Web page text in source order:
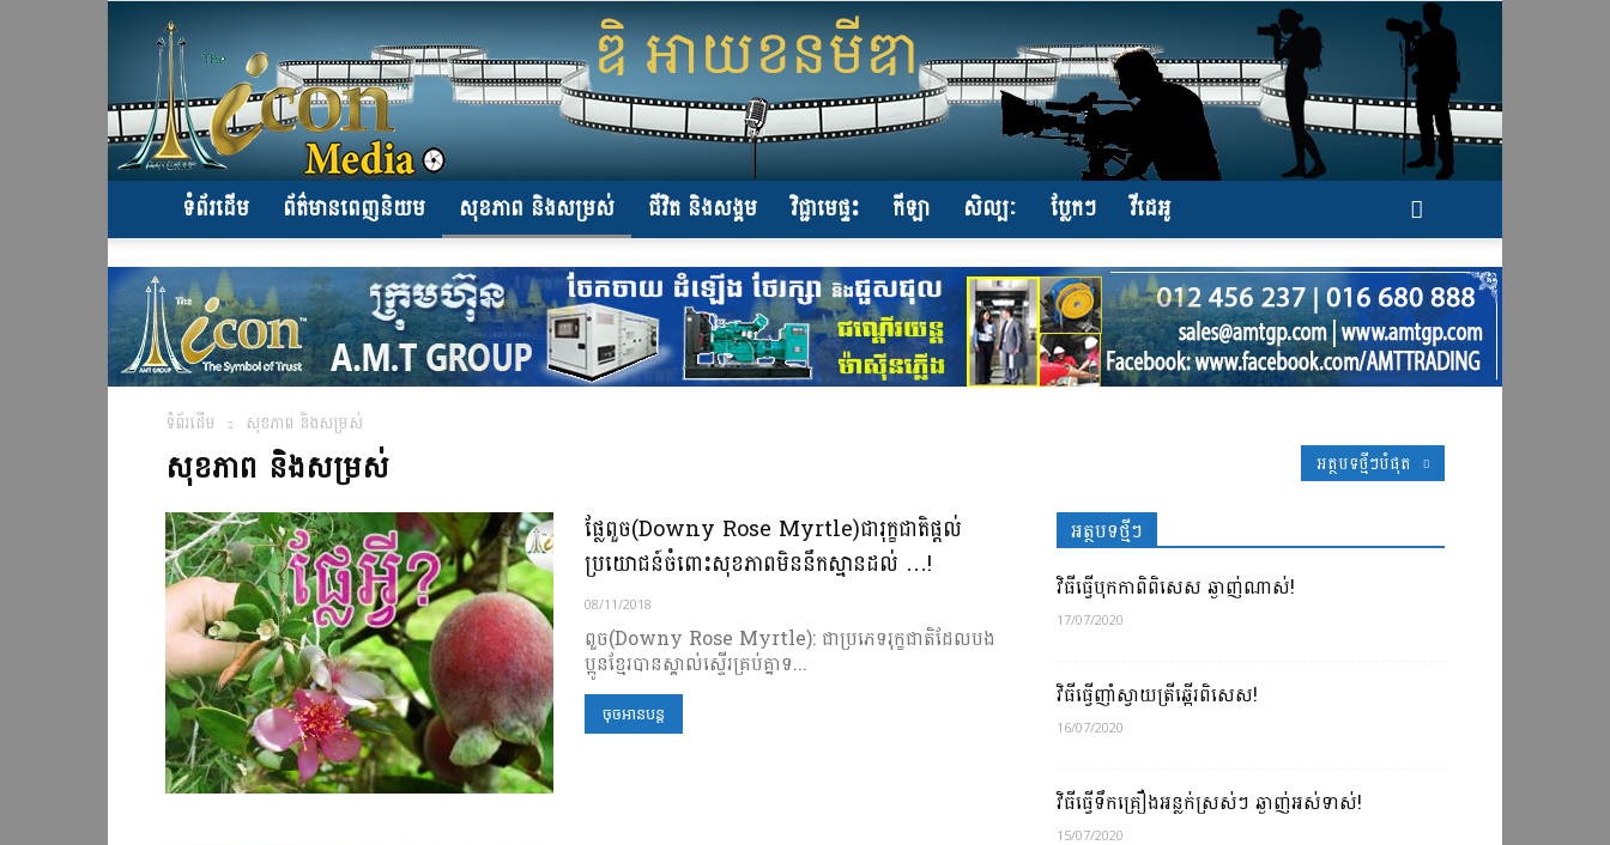
ទំព័រដើម ព័ត៌មានពេញនិយម សុខភាព និងសម្រស់ ជីវិត និងសង្គម វិជ្ជាមេផ្ទះ កីឡា សិល្បៈ ប្លែកៗ វីដេអូ
ទំព័រដើម សុខភាព និងសម្រស់
សុខភាព និងសម្រស់ អត្ថបទថ្មីៗបំផុត
ផ្លែពួច(Downy Rose Myrtle)ជារុក្ខជាតិផ្តល់
ប្រយោជន៍ចំពោះសុខភាពមិននឹកស្មានដល់ …!
08/11/2018
ពួច(Downy Rose Myrtle): ជាប្រភេទរុក្ខជាតិដែលបង
ប្អូនខ្មែរបានស្គាល់ស្ទើរគ្រប់គ្នាទ...
ចុចអានបន្ត
អត្ថបទថ្មីៗ
វិធីធ្វើបុកកាពិពិសេស ឆ្ងាញ់ណាស់!
17/07/2020
វិធីធ្វើញាំស្វាយត្រីឆ្អើរពិសេស!
16/07/2020
វិធីធ្វើទឹកគ្រឿងអន្លក់ស្រស់ៗ ឆ្ងាញ់អស់ទាស់!
15/07/2020